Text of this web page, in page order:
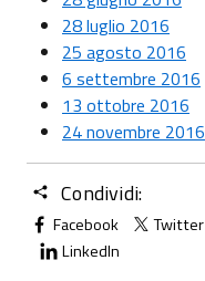
28 luglio 2016
25 agosto 2016
6 settembre 2016
13 ottobre 2016
24 novembre 2016
Condividi:
Facebook Twitter
LinkedIn